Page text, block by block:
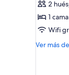
Estudio
balcón
(Spa)
2
1
Wifi
Ver más
Más